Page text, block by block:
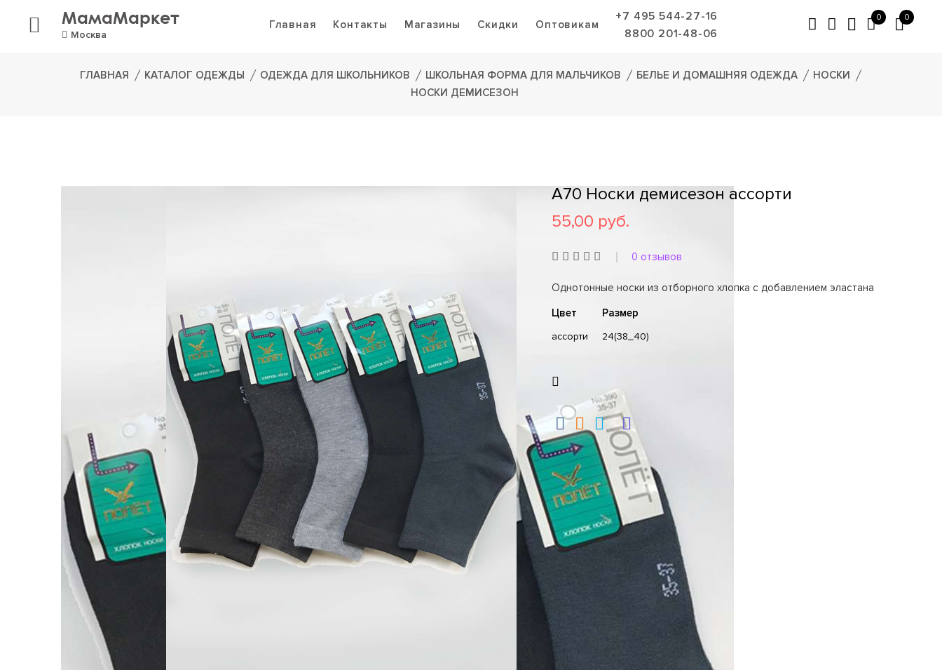
МамаМаркет
Москва
Главная Контакты Магазины Скидки Оптовикам
+7 495 544-27-16
8800 201-48-06
0 0
ГЛАВНАЯ КАТАЛОГ ОДЕЖДЫ ОДЕЖДА ДЛЯ ШКОЛЬНИКОВ ШКОЛЬНАЯ ФОРМА ДЛЯ МАЛЬЧИКОВ БЕЛЬЕ И ДОМАШНЯЯ ОДЕЖДА
НОСКИ
НОСКИ ДЕМИСЕЗОН
A70 Носки демисезон ассорти
55,00 руб.
0 отзывов
Однотонные носки из отборного хлопка с добавлением эластана
Цвет
ассорти
Размер
24(38_40)